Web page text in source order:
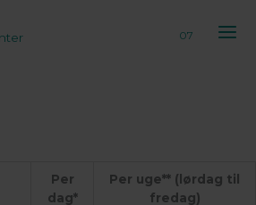
07
Per
dag*
Per uge** (lørdag til
fredag)